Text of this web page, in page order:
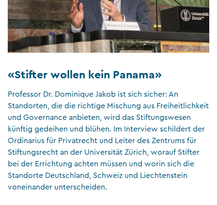
«Stifter wollen kein Panama»
Professor Dr. Dominique Jakob ist sich sicher: An
Standorten, die die richtige Mischung aus Freiheitlichkeit
und Governance anbieten, wird das Stiftungswesen
künftig gedeihen und blühen. Im Interview schildert der
Ordinarius für Privatrecht und Leiter des Zentrums für
Stiftungsrecht an der Universität Zürich, worauf Stifter
bei der Errichtung achten müssen und worin sich die
Standorte Deutschland, Schweiz und Liechtenstein
voneinander unterscheiden.